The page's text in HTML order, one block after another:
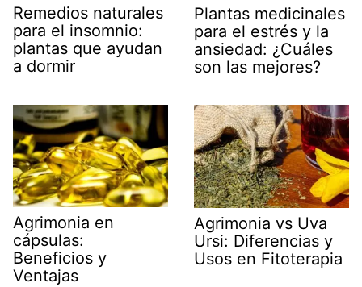
Remedios naturales
para el insomnio:
plantas que ayudan
a dormir
Plantas medicinales
para el estrés y la
ansiedad: ¿Cuáles
son las mejores?
Agrimonia en
cápsulas:
Beneficios y
Ventajas
Agrimonia vs Uva
Ursi: Diferencias y
Usos en Fitoterapia